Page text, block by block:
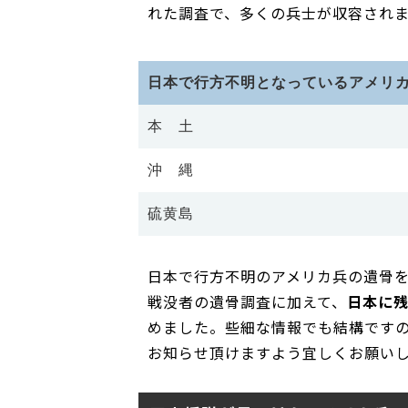
れた調査で、多くの兵士が収容され
日本で行方不明となっているアメ
本 土
沖 縄
硫黄島
日本で行方不明のアメリカ兵の遺骨
戦没者の遺骨調査に加えて、 日本に
めました。些細な情報でも結構です
お知らせ頂けますよう宜しくお願い